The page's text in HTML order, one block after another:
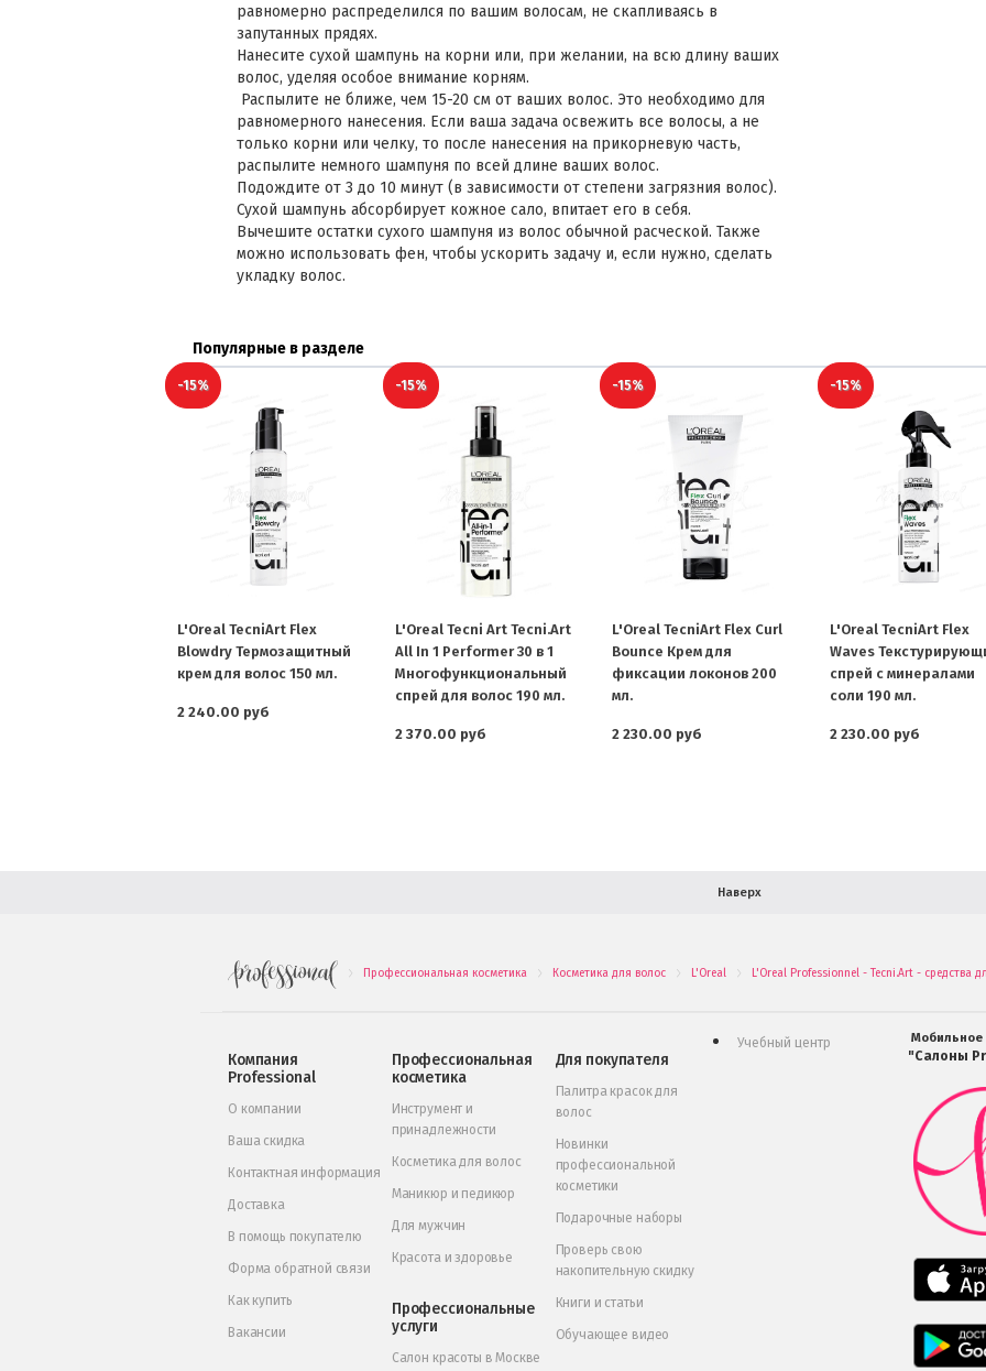
равномерно распределился по вашим волосам, не скапливаясь в
запутанных прядях.
Нанесите сухой шампунь на корни или, при желании, на всю длину ваших
волос, уделяя особое внимание корням.
Распылите не ближе, чем 15-20 см от ваших волос. Это необходимо для
равномерного нанесения. Если ваша задача освежить все волосы, а не
только корни или челку, то после нанесения на прикорневую часть,
распылите немного шампуня по всей длине ваших волос.
Подождите от 3 до 10 минут (в зависимости от степени загрязния волос).
Сухой шампунь абсорбирует кожное сало, впитает его в себя.
Вычешите остатки сухого шампуня из волос обычной расческой. Также
можно использовать фен, чтобы ускорить задачу и, если нужно, сделать
укладку волос.
Популярные в разделе
-15%
L'Oreal TecniArt Flex
Blowdry Термозащитный
крем для волос 150 мл.
2 240.00 руб
-15%
L'Oreal Tecni Art Tecni.Art
All In 1 Performer 30 в 1
Многофункциональный
спрей для волос 190 мл.
2 370.00 руб
-15%
L'Oreal TecniArt Flex Curl
Bounce Крем для
фиксации локонов 200
мл.
2 230.00 руб
-15%
L'Oreal TecniArt Flex
Waves
спрей с минералами
соли 190 мл.
2 230.00 руб
Наверх
Профессиональная косметика Косметика для волос L'Oreal L'Oreal Professionnel - Tecni.Art - средства
Компания
Professional
О компании
Ваша скидка
Контактная информация
Доставка
В помощь покупателю
Форма обратной связи
Как купить
Вакансии
Профессиональная
косметика
Инструмент и
принадлежности
Косметика для волос
Маникюр и педикюр
Для мужчин
Красота и здоровье
Профессиональные
услуги
Салон красоты в Москве
Для покупателя
Палитра красок для
волос
Новинки
профессиональной
косметики
Подарочные наборы
Проверь свою
накопительную скидку
Книги и статьи
Обучающее видео
Учебный центр Мобильное
"Салоны